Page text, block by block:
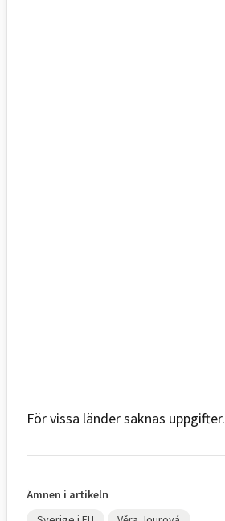
För vissa länder saknas uppgifter.
Ämnen i artikeln